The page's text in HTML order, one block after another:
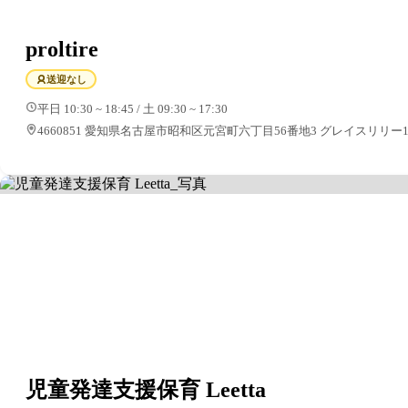
proltire
送迎なし
平日 10:30 ~ 18:45 / 土 09:30 ~ 17:30
4660851 愛知県名古屋市昭和区元宮町六丁目56番地3 グレイスリリー
児童発達支援保育 Leetta